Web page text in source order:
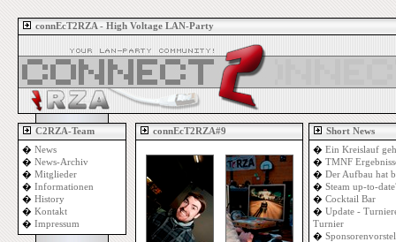
connEcT2RZA - High Voltage LAN-Party
C2RZA-Team
� News
� News-Archiv
� Mitglieder
� Informationen
� History
� Kontakt
� Impressum
connEcT2RZA#9
Short News
� Ein Kreislauf
� TMNF
� Der Aufbau hat
� Steam up-to-
� Cocktail Bar
� Update -
Turnier
�